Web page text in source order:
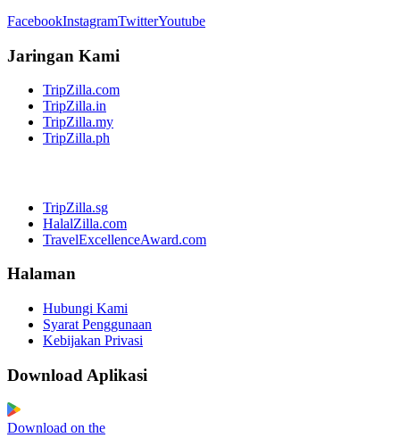
FacebookInstagramTwitterYoutube
Jaringan Kami
TripZilla.com
TripZilla.in
TripZilla.my
TripZilla.ph
TripZilla.sg
HalalZilla.com
TravelExcellenceAward.com
Halaman
Hubungi Kami
Syarat Penggunaan
Kebijakan Privasi
Download Aplikasi
Download on the